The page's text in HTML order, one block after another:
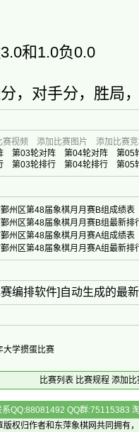
和1.0负0.0
，对手分，胜局
赛视频 添加比赛图片
添加比赛
第03轮对阵 第04轮对阵
第05
第03轮排行 第04轮排行 第05
州区第48届象棋月月赛B组成绩表
州区第48届象棋月月赛B组最新排
州区第48届象棋月月赛A组成绩表
州区第48届象棋月月赛A组最新排
编排软件]自动生成的最
大学掼蛋比赛
比赛列表 比赛规程 添加比
系QQ:88081492 QQ群:75115383
版权归作者和 东萍象棋网共同拥有